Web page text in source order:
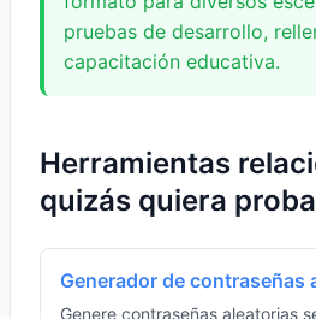
pruebas de desarrollo,
capacitación educativa.
Herramientas
quizás quiera
Generador de contraseñas
Genere contraseñas aleatorias